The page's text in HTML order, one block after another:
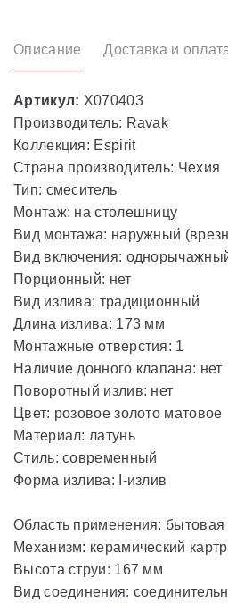
Описание Доставка и
Артикул: X070403
Производитель: Ravak
Коллекция: Espirit
Страна производитель: Чехия
Тип: смеситель
Монтаж: на столешницу
Вид монтажа: наружный
Вид включения:
Порционный: нет
Вид излива: традиционный
Длина излива: 173 мм
Монтажные отверстия: 1
Наличие донного клапана: нет
Поворотный излив: нет
Цвет: розовое золото матовое
Материал: латунь
Стиль: современный
Форма излива: I-излив
Область применения: бытовая
Механизм: керамический
Высота струи: 167 мм
Вид соединения: